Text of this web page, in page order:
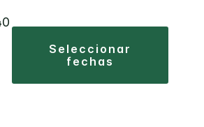
seleccionar
fechas